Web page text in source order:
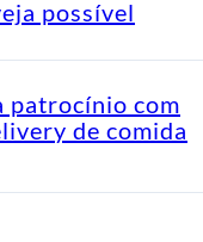
possível
patrocínio com
de comida